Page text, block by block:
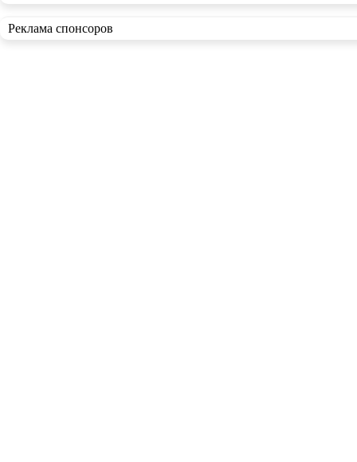
Реклама спонсоров